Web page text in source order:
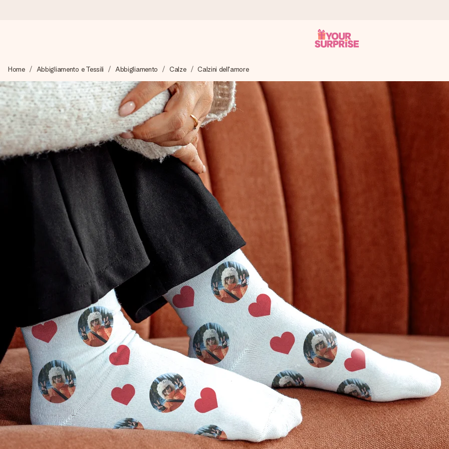
Prepariamo il tuo regalo con attenzione e lo spediamo in un lampo – così potrai consegnarlo al momento giusto, quando conta
4,7 (basato su +15.000 recensioni)
I nostri regali ispirano. I clienti ci valutano 4,7 su Google Reviews.
Biglietto d'auguri gratuito
Realizza qualcosa di unico in pochi passi – con il suo nome, una tua foto o un messaggio che tocchi il cuore. Nessuna
Home Abbigliamento e Tessili Abbigliamento Calze Calzini dell'amore